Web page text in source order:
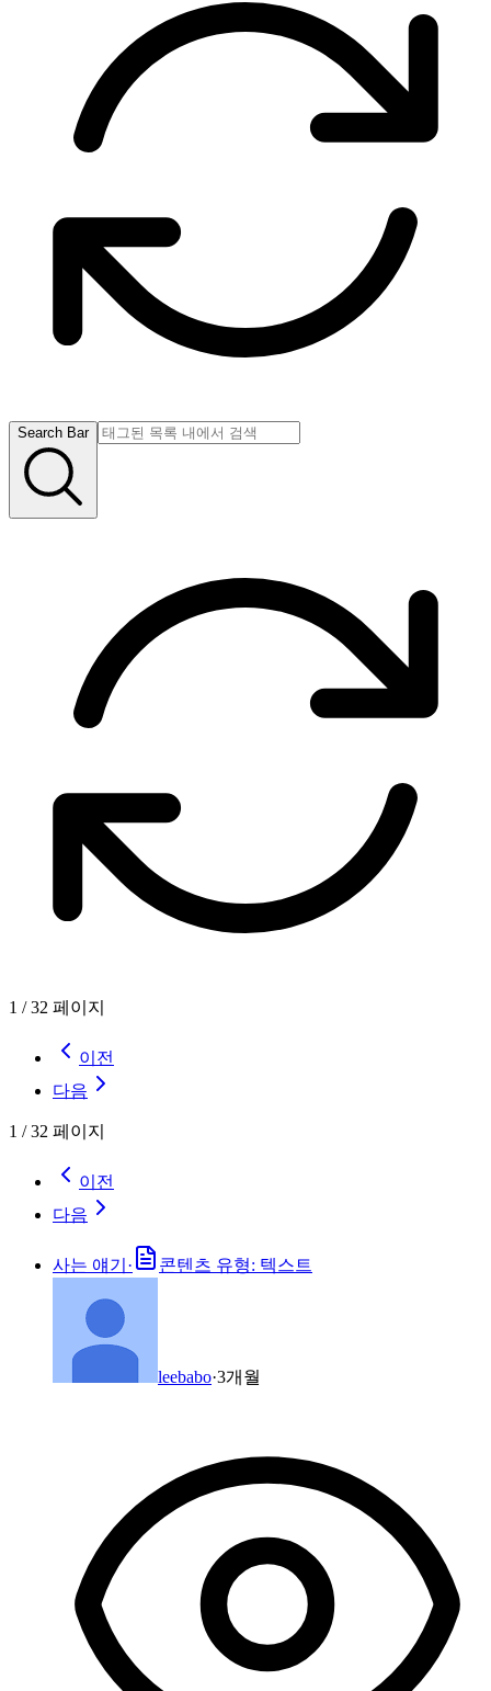
Search Bar
1 / 32 페이지
이전
다음
1 / 32 페이지
이전
다음
사는 얘기 · 콘텐츠 유형: 텍스트
leebabo·3개월